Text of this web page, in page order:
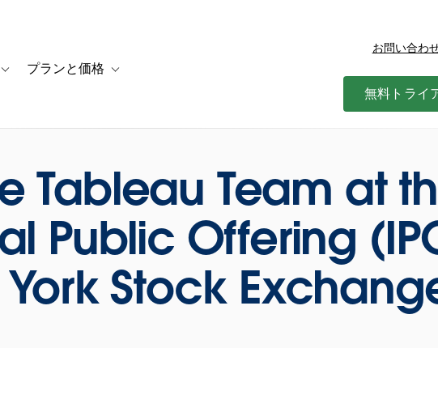
ー for ソリューション
Toggle sub-navigation for リソース
プランと価格 Toggle sub-navigation for プランと価格
お問い合わ
無料トライ
Tableau Team at
Public Offering
Stock